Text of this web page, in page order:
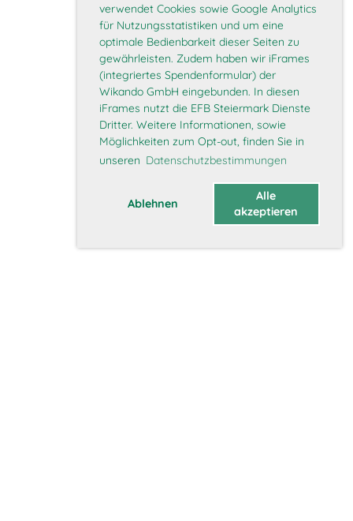
verwendet Cookies sowie Google Analytics
für Nutzungsstatistiken und um eine
optimale Bedienbarkeit dieser Seiten zu
gewährleisten. Zudem haben wir iFrames
(integriertes Spendenformular) der
Wikando GmbH eingebunden. In diesen
iFrames nutzt die EFB Steiermark Dienste
Dritter. Weitere Informationen, sowie
Möglichkeiten zum Opt-out, finden Sie in
unseren Datenschutzbestimmungen
Ablehnen
Alle
akzeptieren